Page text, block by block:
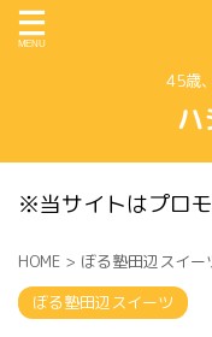
45歳
※当サイトはプロ
HOME > ぼる塾田辺スイー
ぼる塾田辺スイーツ